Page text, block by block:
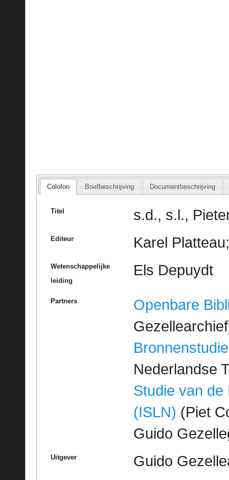
Colofon Briefbeschrijving Documentbeschrijving
Titel s.d., s.l.,
Editeur Karel
Wetenschappelijke
leiding
Els Depuydt
Partners
Openbare
Bronnenstudie
Nederlandse
Studie van de
(ISLN) (Piet
Guido
Uitgever Guido